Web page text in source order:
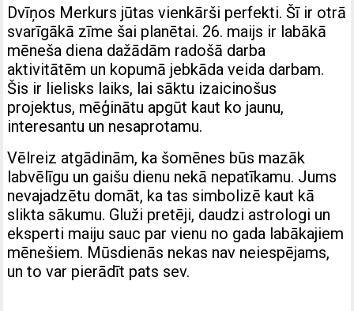
Dvīņos Merkurs jūtas vienkārši perfekti. Šī ir otrā
svarīgākā zīme šai planētai. 26. maijs ir labākā
mēneša diena dažādām radošā darba
aktivitātēm un kopumā jebkāda veida darbam.
Šis ir lielisks laiks, lai sāktu izaicinošus
projektus, mēģinātu apgūt kaut ko jaunu,
interesantu un nesaprotamu.
Vēlreiz atgādinām, ka šomēnes būs mazāk
labvēlīgu un gaišu dienu nekā nepatīkamu. Jums
nevajadzētu domāt, ka tas simbolizē kaut kā
slikta sākumu. Gluži pretēji, daudzi astrologi un
eksperti maiju sauc par vienu no gada labākajiem
mēnešiem. Mūsdienās nekas nav neiespējams,
un to var pierādīt pats sev.